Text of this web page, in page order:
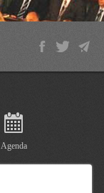
Agenda